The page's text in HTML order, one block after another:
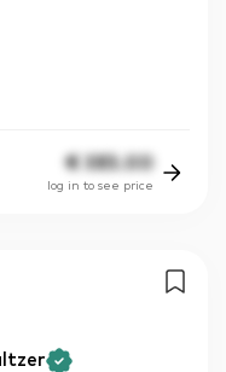
€ 385.00
log in to see price